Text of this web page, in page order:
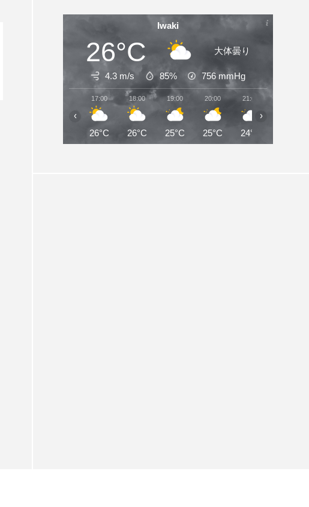
Iwaki
26°C 大体曇り
4.3 m/s 85% 756 mmHg
17:00
26°C
18:00
26°C
19:00
25°C
20:00
25°C
21:00
24°C
‹ ›